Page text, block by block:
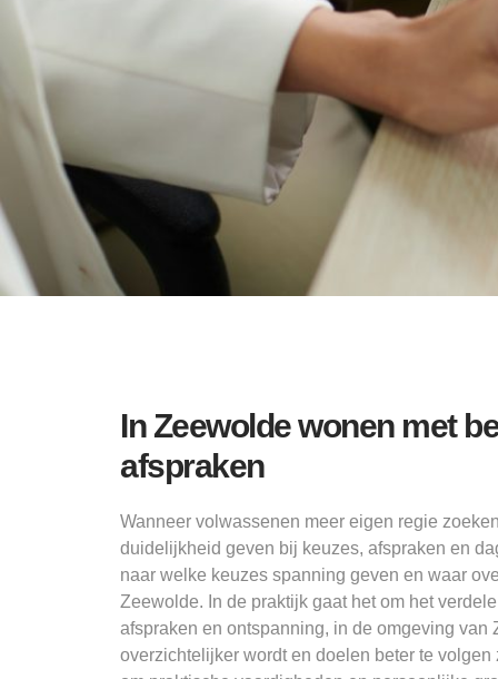
In Zeewolde wonen met
afspraken
Wanneer volwassenen meer eigen regie
duidelijkheid geven bij keuzes, afspraken en
naar welke keuzes spanning geven en waar
Zeewolde. In de praktijk gaat het om het
afspraken en ontspanning, in de omgeving
overzichtelijker wordt en doelen beter te